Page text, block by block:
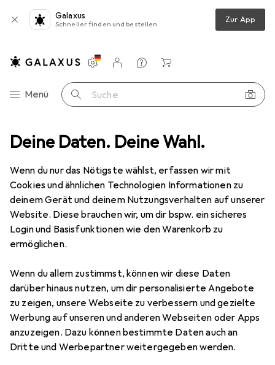
Deine Daten. Deine Wahl.
Wenn du nur das Nötigste wählst, erfassen wir mit
Cookies und ähnlichen Technologien Informationen zu
deinem Gerät und deinem Nutzungsverhalten auf unserer
Website. Diese brauchen wir, um dir bspw. ein sicheres
Login und Basisfunktionen wie den Warenkorb zu
ermöglichen.
Wenn du allem zustimmst, können wir diese Daten
darüber hinaus nutzen, um dir personalisierte Angebote
zu zeigen, unsere Webseite zu verbessern und gezielte
Werbung auf unseren und anderen Webseiten oder Apps
anzuzeigen. Dazu können bestimmte Daten auch an
Dritte und Werbepartner weitergegeben werden.
Galaxus
Schneller finden und bestellen Zur App
Navigation nach Kategorien
Menü Suche
Einstellungen
Kundenkonto
Vergleichslisten
Merklisten
Warenkorb
Smartphone Schutzfolie Dipos Displayschutzfolie Crystalclear
4 Bilder
DiposDisplayschutzfolie Crystalclear
Preis in EUR inkl. MwSt.
EUR
3,99
Bewertungen Marke
Mehr von Dipos